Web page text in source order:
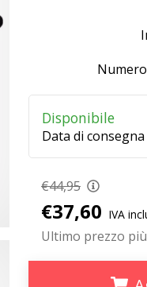
Disponibile
Data di
€44,95
€37,60 IVA
Ultimo prezzo